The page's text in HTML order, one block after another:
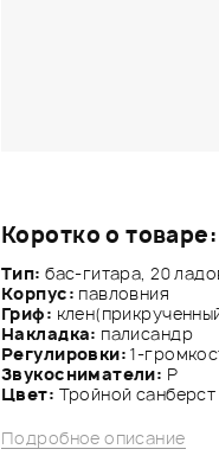
Коротко о товаре:
Тип: бас-гитара, 20
Корпус: павловния
Гриф:
Накладка: палисандр
Регулировки: 1-
Звукосниматели: P
Цвет: Тройной санберст
Подробное описание